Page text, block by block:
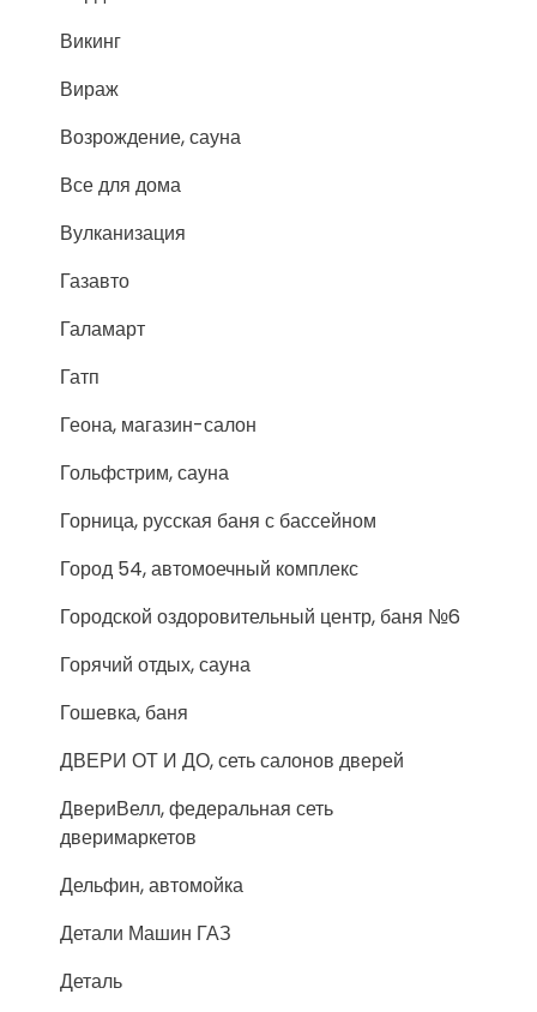
Викинг
Вираж
Возрождение, сауна
Все для дома
Вулканизация
Газавто
Галамарт
Гатп
Геона, магазин-салон
Гольфстрим, сауна
Горница, русская баня с бассейном
Город 54, автомоечный комплекс
Городской оздоровительный центр, баня №6
Горячий отдых, сауна
Гошевка, баня
ДВЕРИ ОТ И ДО, сеть салонов дверей
ДвериВелл, федеральная сеть
дверимаркетов
Дельфин, автомойка
Детали Машин ГАЗ
Деталь